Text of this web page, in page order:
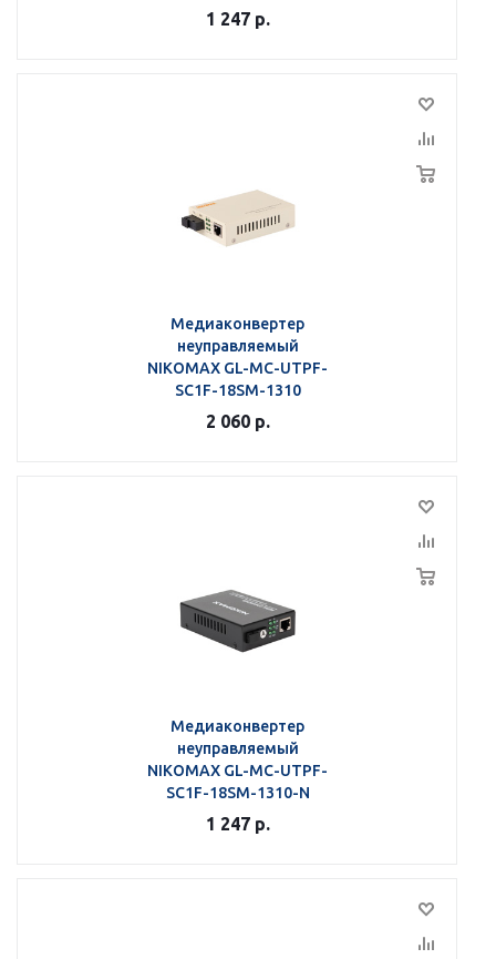
1 247р.
Медиаконвертер
неуправляемый
NIKOMAX GL-MC-UTPF-
SC1F-18SM-1310
2 060р.
Медиаконвертер
неуправляемый
NIKOMAX GL-MC-UTPF-
SC1F-18SM-1310-N
1 247р.